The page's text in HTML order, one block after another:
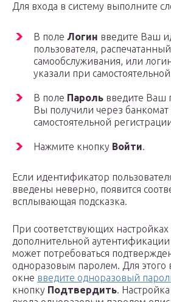
Для входа в систему выполните
В поле Логин введите Ваш
пользователя,
самообслуживания, или
указали при
В поле Пароль введите Ваш
Вы получили через
самостоятельной
Нажмите кнопку Войти.
Если идентификатор
введены неверно, появится
всплывающая подсказка.
При соответствующих настройках
дополнительной аутентификации
может потребоваться
одноразовым паролем. Для этого
окне введите одноразовый
кнопку Подтвердить.